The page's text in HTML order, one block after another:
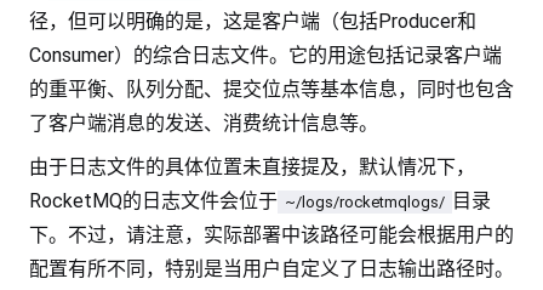
径，但可以明确的是，这是客户端（包括Producer和
Consumer）的综合日志文件。它的用途包括记录客户端
的重平衡、队列分配、提交位点等基本信息，同时也包含
了客户端消息的发送、消费统计信息等。
由于日志文件的具体位置未直接提及，默认情况下，
RocketMQ的日志文件会位于 ~/logs/rocketmqlogs/ 目录
下。不过，请注意，实际部署中该路径可能会根据用户的
配置有所不同，特别是当用户自定义了日志输出路径时。